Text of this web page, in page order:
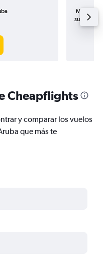
Mayor
subida de
Cheapflights
y comparar los vuelos
que más te